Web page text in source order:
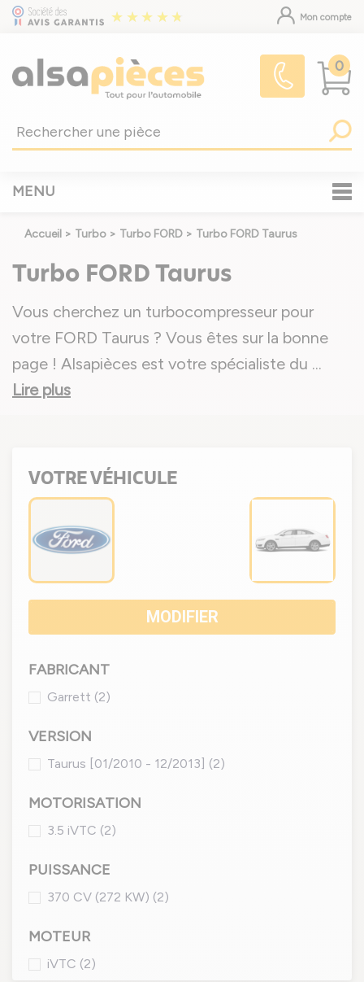
Mon compte
0
MENU
Accueil > Turbo > Turbo FORD > Turbo FORD Taurus
Turbo FORD Taurus
Vous cherchez un turbocompresseur pour
votre FORD Taurus ? Vous êtes sur la bonne
page ! Alsapièces est votre spécialiste du ...
Lire plus
VOTRE VÉHICULE
MODIFIER
FABRICANT
Garrett (2)
VERSION
Taurus [01/2010 - 12/2013] (2)
MOTORISATION
3.5 iVTC (2)
PUISSANCE
370 CV (272 KW) (2)
MOTEUR
iVTC (2)